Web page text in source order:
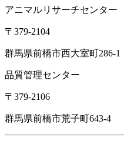
アニマルリサーチセンター
〒379-2104
群馬県前橋市西大室町286-1
品質管理センター
〒379-2106
群馬県前橋市荒子町643-4